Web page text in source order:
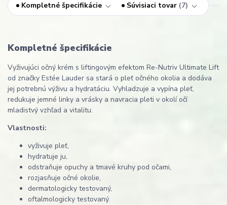
Kompletné špecifikácie Súvisiaci tovar 7
Kompletné špecifikácie
Vyživujúci očný krém s liftingovým efektom Re-Nutriv Ultimate Lift
od značky Estée Lauder sa stará o pleť očného okolia a dodáva
jej potrebnú výživu a hydratáciu. Vyhladzuje a vypína pleť,
redukuje jemné linky a vrásky a navracia pleti v okolí očí
mladistvý vzhľad a vitalitu.
Vlastnosti:
vyživuje pleť,
hydratuje ju,
odstraňuje opuchy a tmavé kruhy pod očami,
rozjasňuje očné okolie,
dermatologicky testovaný,
oftalmologicky testovaný.